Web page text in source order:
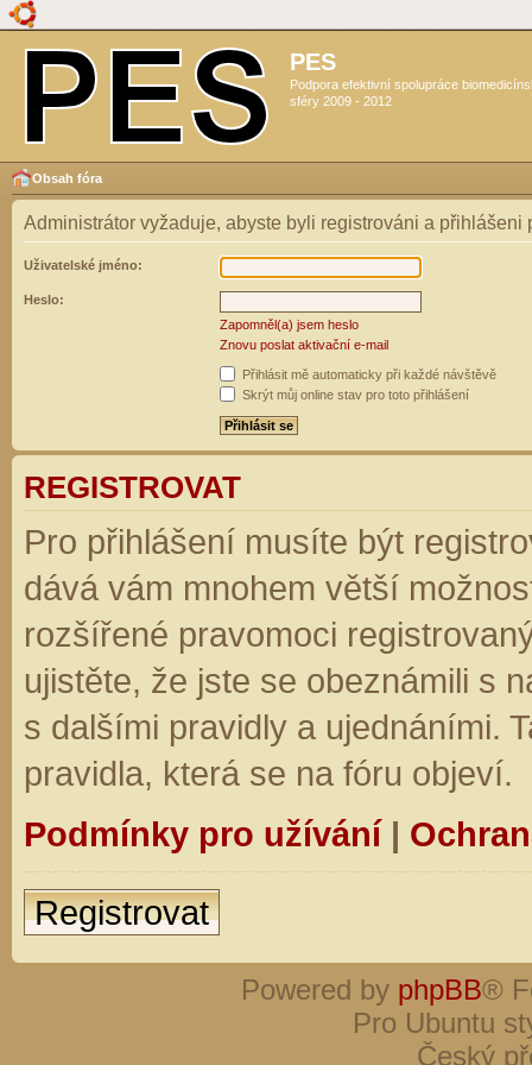
PES
Podpora efektivní spolupráce
sféry 2009 - 2012
Obsah fóra
Administrátor vyžaduje, abyste byli registrováni a přihlášeni
Uživatelské jméno:
Heslo:
Zapomněl(a) jsem heslo
Znovu poslat aktivační e-mail
Přihlásit mě automaticky při každé návštěvě
Skrýt můj online stav pro toto přihlášení
REGISTROVAT
Pro přihlášení musíte být
dává vám mnohem větší
rozšířené pravomoci
ujistěte, že jste se obeznámili s
s dalšími pravidly a ujednáními.
pravidla, která se na fóru objeví.
Podmínky pro užívání|
Registrovat
Powered by phpBB®
Pro Ubuntu
Český